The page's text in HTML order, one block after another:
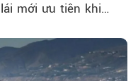
mới ưu tiên khi